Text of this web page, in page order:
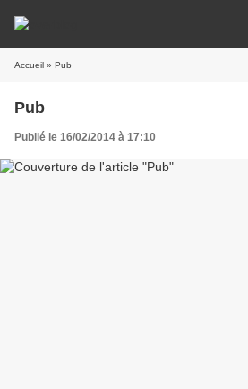
Accueil » Pub
Pub
Publié le 16/02/2014 à 17:10